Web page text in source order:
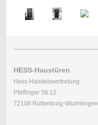
HESS-Haustüren
Hess Handelsvertretung
Pfäffinger Str.12
72108 Rottenburg-Wurmlingen